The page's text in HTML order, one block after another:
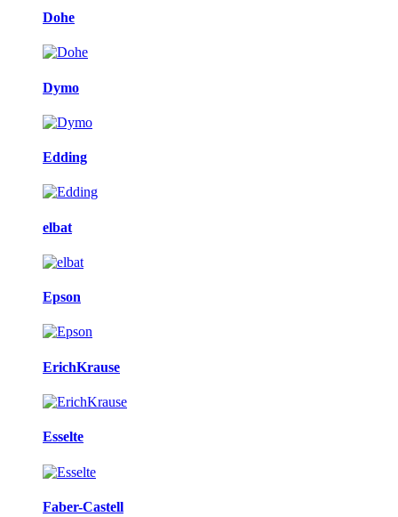
Dohe
Dymo
Edding
elbat
Epson
ErichKrause
Esselte
Faber-Castell